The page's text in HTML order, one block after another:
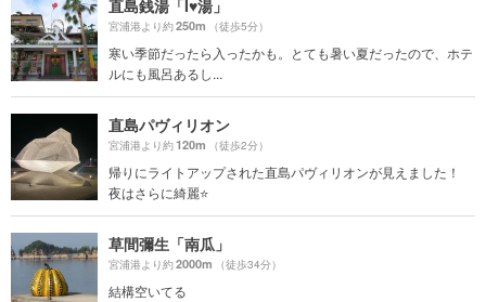
直島銭湯「I♥湯」
宮浦港より約250m （徒歩5分）
寒い季節だったら入ったかも。とても暑い夏だったので、ホテ
ルにも風呂あるし...
直島パヴィリオン
宮浦港より約120m （徒歩2分）
帰りにライトアップされた直島パヴィリオンが見えました！
夜はさらに綺麗⭐️
草間彌生「南瓜」
宮浦港より約2000m （徒歩34分）
結構空いてる